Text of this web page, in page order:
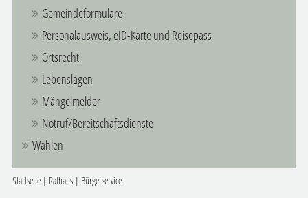
Gemeindeformulare
Personalausweis, eID-Karte und Reisepass
Ortsrecht
Lebenslagen
Mängelmelder
Notruf/Bereitschaftsdienste
Wahlen
Startseite| Rathaus| Bürgerservice